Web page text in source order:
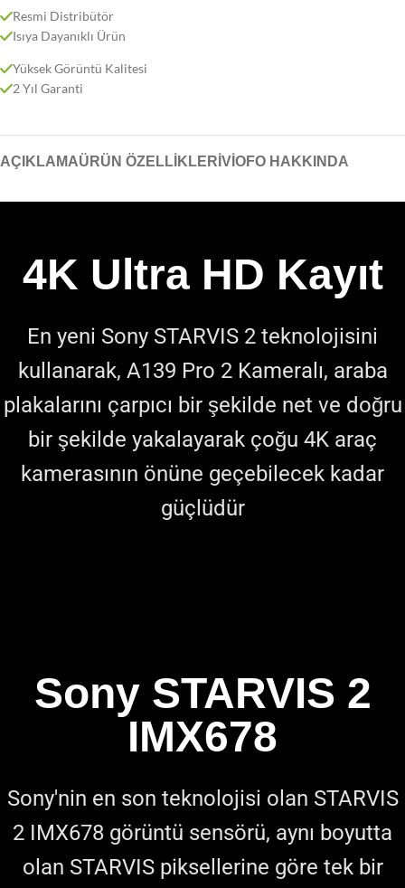
Resmi Distribütör
Isıya Dayanıklı Ürün
Yüksek Görüntü Kalitesi
2 Yıl Garanti
AÇIKLAMAÜRÜN ÖZELLIKLERI VIOFO HAKKINDA
4K Ultra HD Kayıt
En yeni Sony STARVIS 2 teknolojisini
kullanarak, A139 Pro 2 Kameralı, araba
plakalarını çarpıcı bir şekilde net ve doğru
bir şekilde yakalayarak çoğu 4K araç
kamerasının önüne geçebilecek kadar
güçlüdür
Sony STARVIS 2
IMX678
Sony'nin en son teknolojisi olan STARVIS
2 IMX678 görüntü sensörü, aynı boyutta
olan STARVIS piksellerine göre tek bir